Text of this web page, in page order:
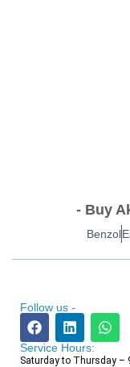
- Buy
Benzol
Follow us -
Service Hours:
Saturday to Thursday –